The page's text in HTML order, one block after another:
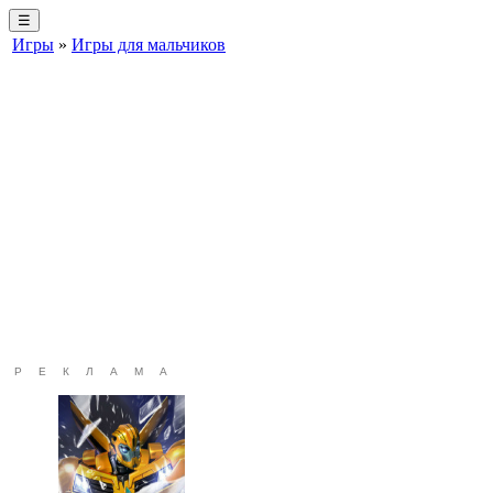
☰
Игры » Игры для мальчиков
РЕКЛАМА